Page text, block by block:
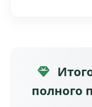
полного